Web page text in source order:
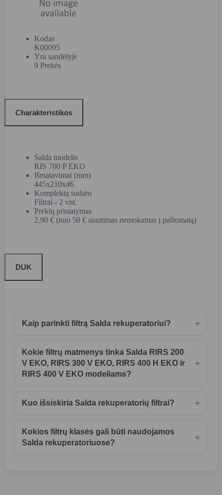
Kodas
K00095
Yra sandėlyje
9 Prekės
Charakteristikos
Salda modelis
RIS 700 P EKO
Išmatavimai (mm)
445x210x46
Komplektą sudaro
Filtrai - 2 vnt.
Prekių pristatymas
2,90 € (nuo 50 € siuntimas nemokamas į paštomatą)
DUK
Kaip parinkti filtrą Salda rekuperatoriui? +
Kokie filtrų matmenys tinka Salda RIRS 200
V EKO, RIRS 300 V EKO, RIRS 400 H EKO ir
RIRS 400 V EKO modeliams?
+
Kuo išsiskiria Salda rekuperatorių filtrai? +
Kokios filtrų klasės gali būti naudojamos
Salda rekuperatoriuose?
+